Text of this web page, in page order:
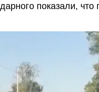
показали, что